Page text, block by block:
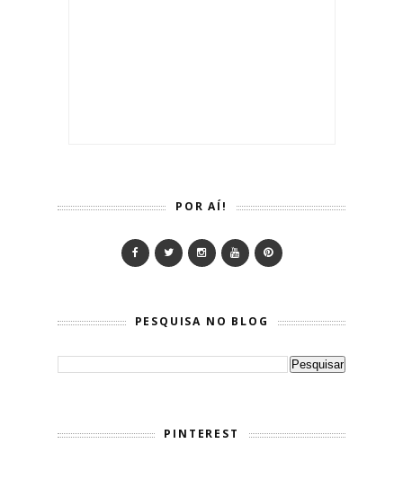
POR AÍ!
PESQUISA NO BLOG
PINTEREST